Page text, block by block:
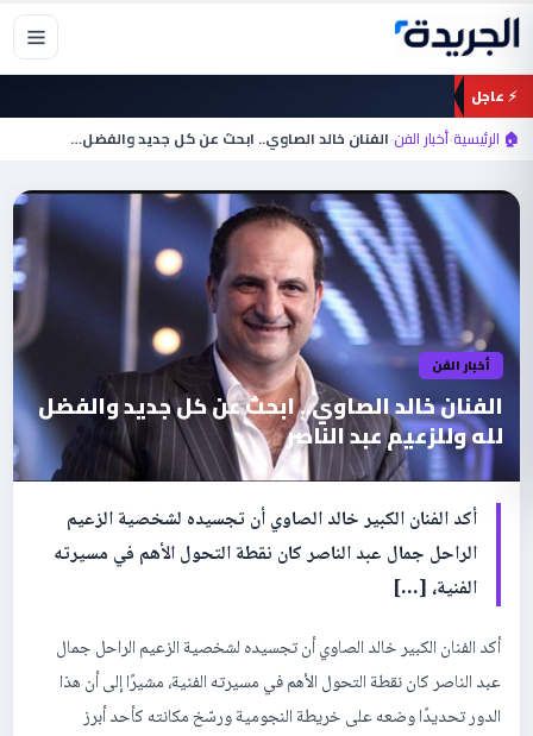
تخطي
المحتوى
⚡ عاجل
🏠 الرئيسية›أخبار الفن›الفنان خالد الصاوي.. ابحث عن كل جديد والفضل…
أخبار الفن
الفنان خالد الصاوي.. ابحث عن كل جديد والفضل
لله وللزعيم عبد الناصر
أكد الفنان الكبير خالد الصاوي أن تجسيده لشخصية الزعيم
الراحل جمال عبد الناصر كان نقطة التحول الأهم في مسيرته
الفنية، […]
أكد الفنان الكبير خالد الصاوي أن تجسيده لشخصية الزعيم الراحل جمال
عبد الناصر كان نقطة التحول الأهم في مسيرته الفنية، مشيرًا إلى أن هذا
الدور تحديدًا وضعه على خريطة النجومية ورسّخ مكانته كأحد أبرز